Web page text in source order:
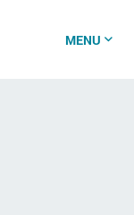
MENU